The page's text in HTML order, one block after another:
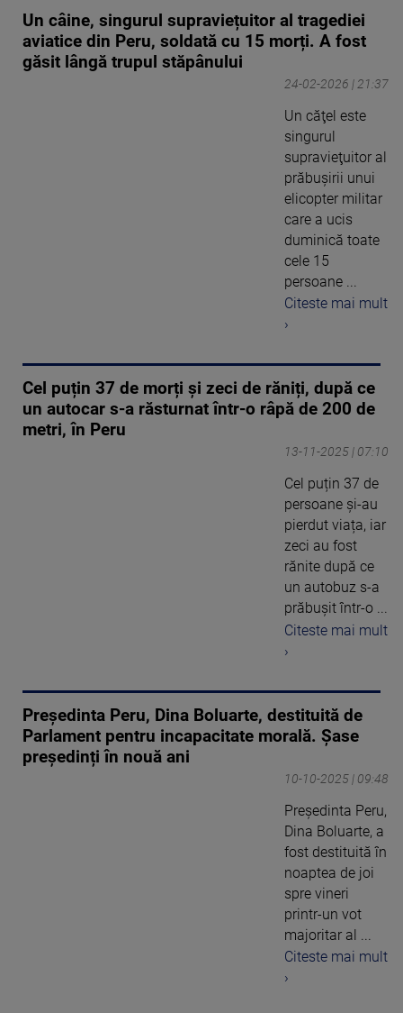
Un câine, singurul supraviețuitor al tragediei
aviatice din Peru, soldată cu 15 morți. A fost
găsit lângă trupul stăpânului
24-02-2026 | 21:37
Un căţel este
singurul
supravieţuitor al
prăbuşirii unui
elicopter militar
care a ucis
duminică toate
cele 15
persoane ...
Citeste mai mult
›
Cel puțin 37 de morți și zeci de răniți, după ce
un autocar s-a răsturnat într-o râpă de 200 de
metri, în Peru
13-11-2025 | 07:10
Cel puțin 37 de
persoane și-au
pierdut viața, iar
zeci au fost
rănite după ce
un autobuz s-a
prăbușit într-o ...
Citeste mai mult
›
Președinta Peru, Dina Boluarte, destituită de
Parlament pentru incapacitate morală. Șase
președinți în nouă ani
10-10-2025 | 09:48
Președinta Peru,
Dina Boluarte, a
fost destituită în
noaptea de joi
spre vineri
printr-un vot
majoritar al ...
Citeste mai mult
›